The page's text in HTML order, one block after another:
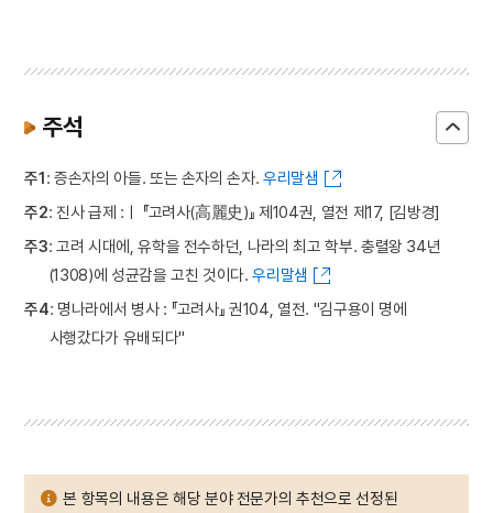
주석
주1: 증손자의 아들. 또는 손자의 손자.우리말샘
주2: 진사 급제 :ㅣ 『고려사(高麗史)』 제104권, 열전 제17, [김방경]
주3: 고려 시대에, 유학을 전수하던, 나라의 최고 학부. 충렬왕 34년
(1308)에 성균감을 고친 것이다.우리말샘
주4: 명나라에서 병사 : 『고려사』 권104, 열전. "김구용이 명에
사행갔다가 유배되다"
본 항목의 내용은 해당 분야 전문가의 추천으로 선정된